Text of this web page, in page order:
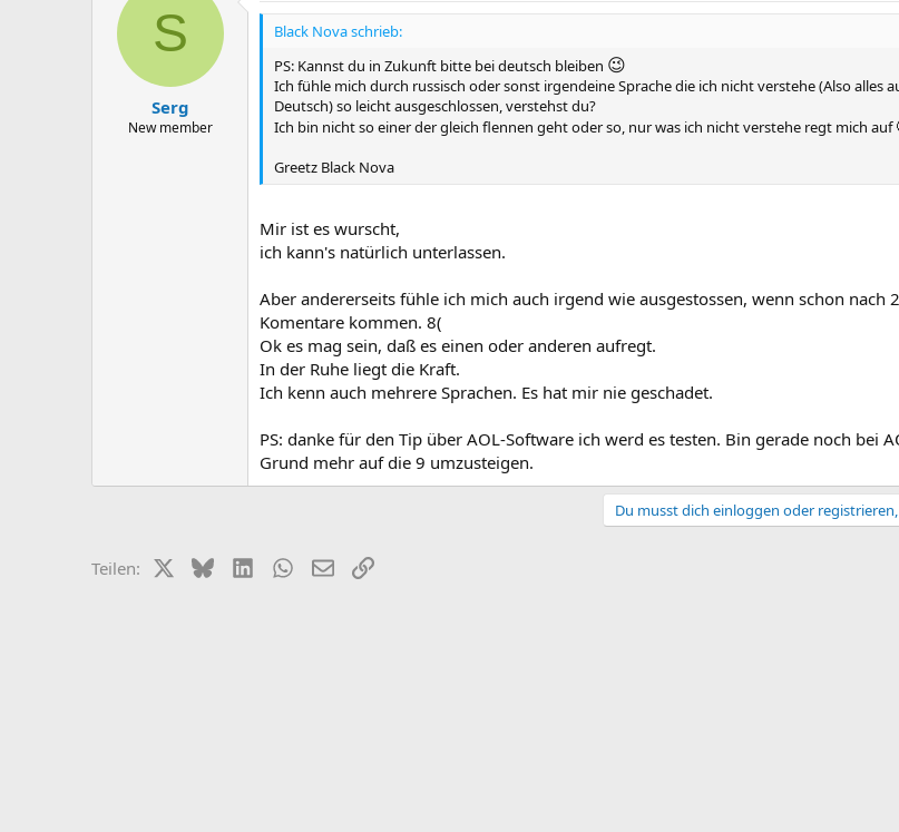
S
Serg
New member
Black Nova schrieb:
PS: Kannst du in Zukunft bitte bei deutsch bleiben 😉
Ich fühle mich durch russisch oder sonst irgendeine Sprache die ich nicht verstehe (Also alles
Deutsch) so leicht ausgeschlossen, verstehst du?
Ich bin nicht so einer der gleich flennen geht oder so, nur was ich nicht verstehe regt mich auf
Greetz Black Nova
Mir ist es wurscht,
ich kann's natürlich unterlassen.
Aber andererseits fühle ich mich auch irgend wie ausgestossen, wenn schon nach
Komentare kommen. 8(
Ok es mag sein, daß es einen oder anderen aufregt.
In der Ruhe liegt die Kraft.
Ich kenn auch mehrere Sprachen. Es hat mir nie geschadet.
PS: danke für den Tip über AOL-Software ich werd es testen. Bin gerade noch bei
Grund mehr auf die 9 umzusteigen.
Du musst dich einloggen oder
Teilen: X (Twitter)
BlueskyLinkedInWhatsApp
E-MailLink